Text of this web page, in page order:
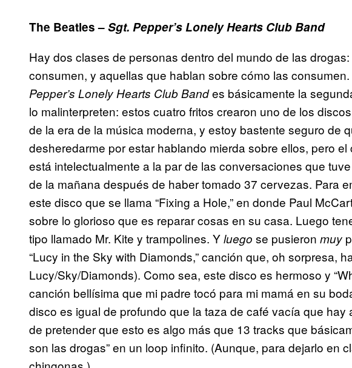
The Beatles –Sgt. Pepper’s Lonely Hearts Club Band
Hay dos clases de personas dentro del mundo de las
consumen, y aquellas que hablan sobre cómo las
Pepper’s Lonely Hearts Club Bandes básicamente la
lo malinterpreten: estos cuatro fritos crearon uno de los
de la era de la música moderna, y estoy bastente seguro de
desheredarme por estar hablando mierda sobre ellos, pero
está intelectualmente a la par de las conversaciones que
de la mañana después de haber tomado 37 cervezas. Para
este disco que se llama “Fixing a Hole,” en donde Paul
sobre lo glorioso que es reparar cosas en su casa. Luego
tipo llamado Mr. Kite y trampolines. Yluego se pusieron muy
“Lucy in the Sky with Diamonds,” canción que, oh sorpresa,
Lucy/Sky/Diamonds). Como sea, este disco es hermoso y
canción bellísima que mi padre tocó para mi mamá en su
disco es igual de profundo que la taza de café vacía que hay
de pretender que esto es algo más que 13 tracks que
son las drogas” en un loop infinito. (Aunque, para dejarlo en